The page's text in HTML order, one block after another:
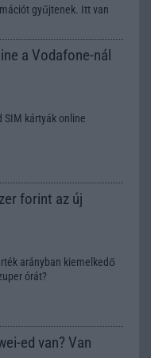
gyűjtenek. Itt van
a Vodafone-nál
SIM kártyák online
forint az új
arányban kiemelkedő
órát?
ed van? Van